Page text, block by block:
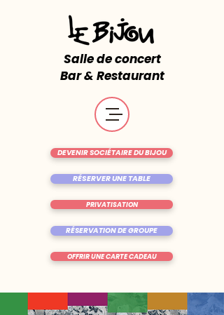
Salle de concert
Bar & Restaurant
RÉSERVER UNE TABLE
OFFRIR UNE CARTE CADEAU
DEVENIR SOCIÉTAIRE DU BIJOU
RÉSERVATION DE GROUPE
PRIVATISATION